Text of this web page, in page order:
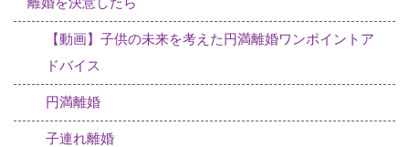
【動画】子供の未来を考えた円満離婚ワンポイントア
ドバイス
円満離婚
子連れ離婚